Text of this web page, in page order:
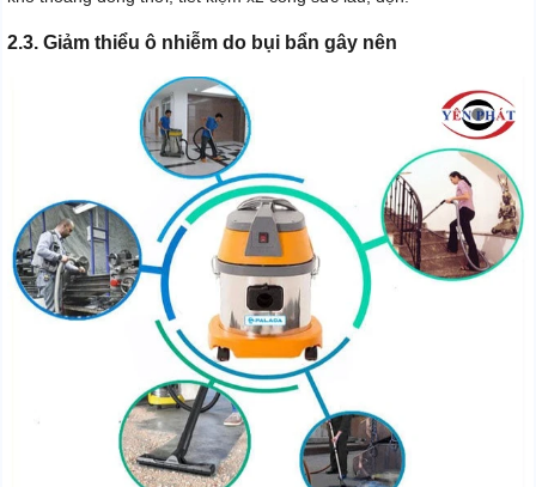
2.3. Giảm thiểu ô nhiễm do bụi bẩn gây nên